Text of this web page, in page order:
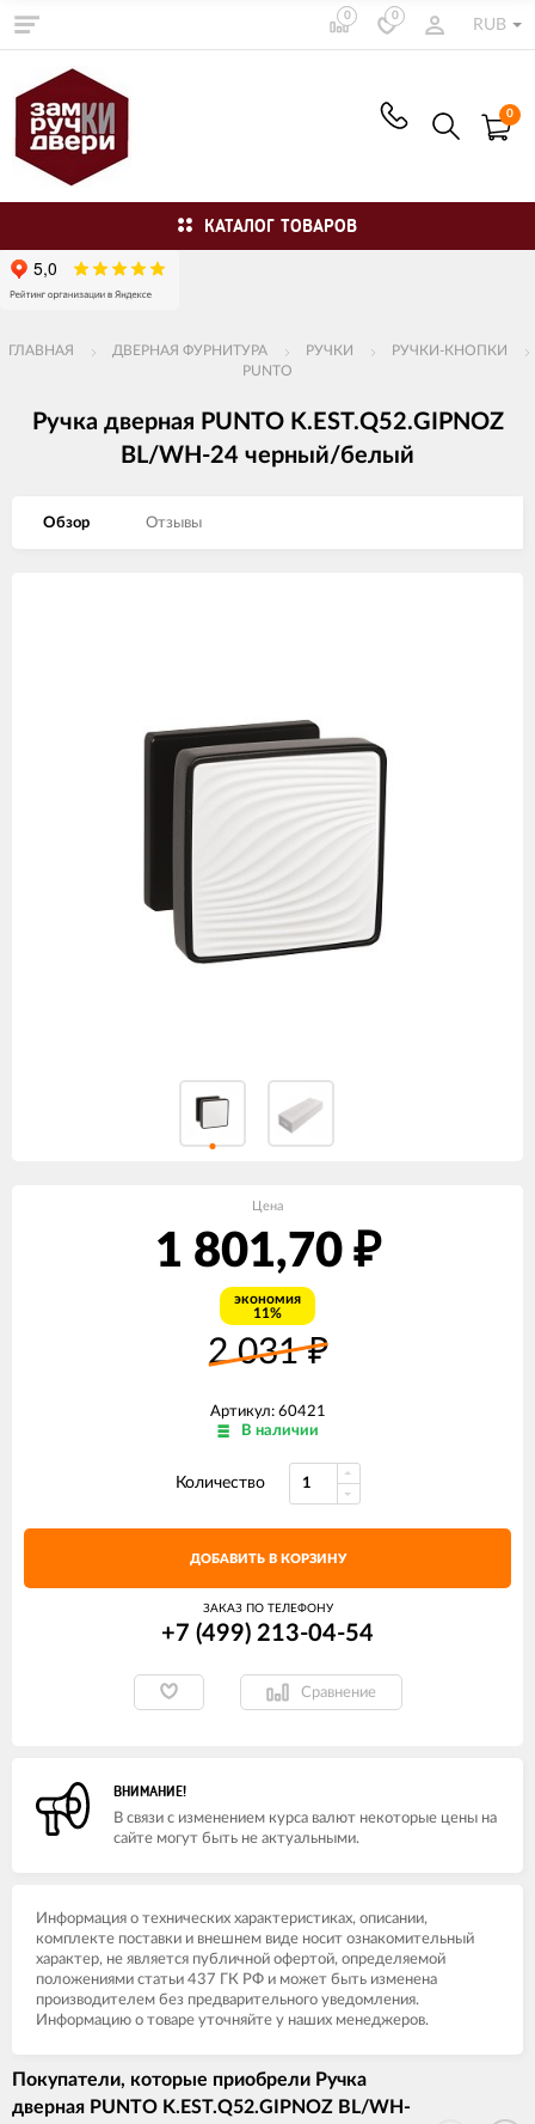
0 0
RUB
0
КАТАЛОГ ТОВАРОВ
ГЛАВНАЯ ДВЕРНАЯ ФУРНИТУРА РУЧКИ
РУЧКИ-КНОПКИ
PUNTO
Ручка дверная PUNTO K.EST.Q52.GIPNOZ
BL/WH-24 черный/белый
Обзор Отзывы
Цена
1 801,70 ₽
экономия
11%
2 031₽
Артикул: 60421
В наличии
Количество
ДОБАВИТЬ В КОРЗИНУ
ЗАКАЗ ПО ТЕЛЕФОНУ
+7 (499) 213-04-54​
Сравнение
ВНИМАНИЕ!
В связи с изменением курса валют некоторые цены на
сайте могут быть не актуальными.
Информация о технических характеристиках, описании,
комплекте поставки и внешнем виде носит ознакомительный
характер, не является публичной офертой, определяемой
положениями статьи 437 ГК РФ и может быть изменена
производителем без предварительного уведомления.
Информацию о товаре уточняйте у наших менеджеров.
Покупатели, которые приобрели Ручка
дверная PUNTO K.EST.Q52.GIPNOZ BL/WH-